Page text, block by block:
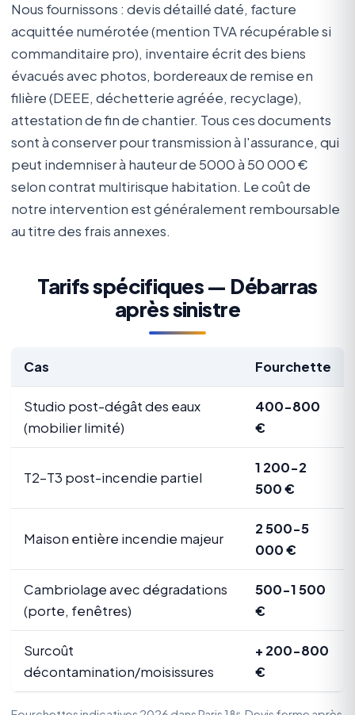
Nous fournissons : devis détaillé daté, facture
acquittée numérotée (mention TVA récupérable si
commanditaire pro), inventaire écrit des biens
évacués avec photos, bordereaux de remise en
filière (DEEE, déchetterie agréée, recyclage),
attestation de fin de chantier. Tous ces documents
sont à conserver pour transmission à l'assurance, qui
peut indemniser à hauteur de 5000 à 50 000 €
selon contrat multirisque habitation. Le coût de
notre intervention est généralement remboursable
au titre des frais annexes.
Tarifs spécifiques — Débarras
après sinistre
Cas Fourchette
Studio post-dégât des eaux
(mobilier limité)
400-800
€
T2-T3 post-incendie partiel
1 200-2
500 €
Maison entière incendie majeur
2 500-5
000 €
Cambriolage avec dégradations
(porte, fenêtres)
500-1 500
€
Surcoût
décontamination/moisissures
+ 200-800
€